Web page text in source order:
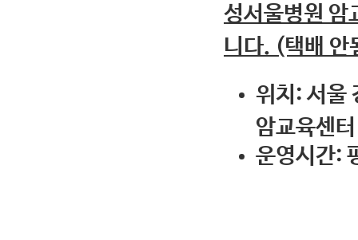
성서울병원 암
니다. (택배 안
위치: 서울
암교육센
운영시간: